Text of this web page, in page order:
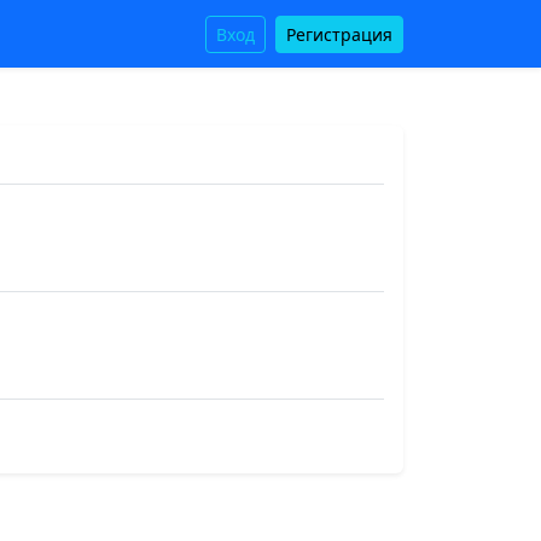
Вход Регистрация